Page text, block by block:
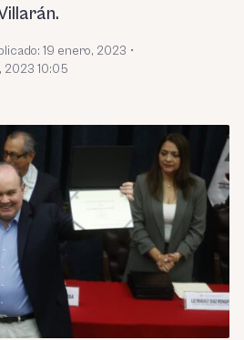
19 enero, 2023 •
2023 10:05